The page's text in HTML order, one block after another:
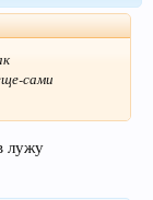
сами
лужу